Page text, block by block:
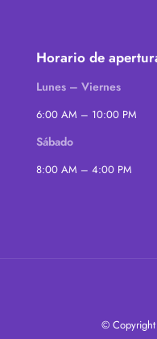
Horario de
Lunes – Viernes
6:00 AM – 10:00 PM
Sábado
8:00 AM – 4:00 PM
©